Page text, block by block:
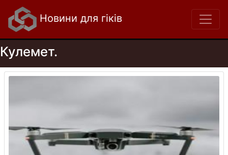
Новини для гіків
Кулемет.